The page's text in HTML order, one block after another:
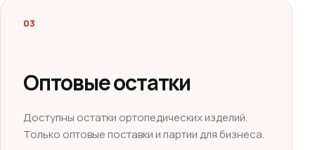
03
Оптовые остатки
Доступны остатки ортопедических изделий.
Только оптовые поставки и партии для бизнеса.